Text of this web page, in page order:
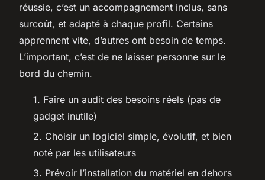
réussie, c’est un accompagnement inclus, sans
surcoût, et adapté à chaque profil. Certains
apprennent vite, d’autres ont besoin de temps.
L’important, c’est de ne laisser personne sur le
bord du chemin.
1. Faire un audit des besoins réels (pas de
gadget inutile)
2. Choisir un logiciel simple, évolutif, et bien
noté par les utilisateurs
3. Prévoir l’installation du matériel en dehors